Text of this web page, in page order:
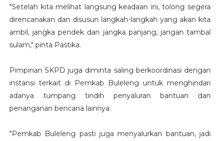
"Setelah kita melihat langsung keadaan ini, tolong segera
direncanakan dan disusun langkah-langkah yang akan kita
ambil, jangka pendek dan jangka panjang, jangan tambal
sulam," pinta Pastika.
Pimpinan SKPD juga diminta saling berkoordinasi dengan
instansi terkait di Pemkab Buleleng untuk menghindari
adanya tumpang tindih penyaluran bantuan dan
penanganan bencana lainnya.
"Pemkab Buleleng pasti juga menyalurkan bantuan, jadi